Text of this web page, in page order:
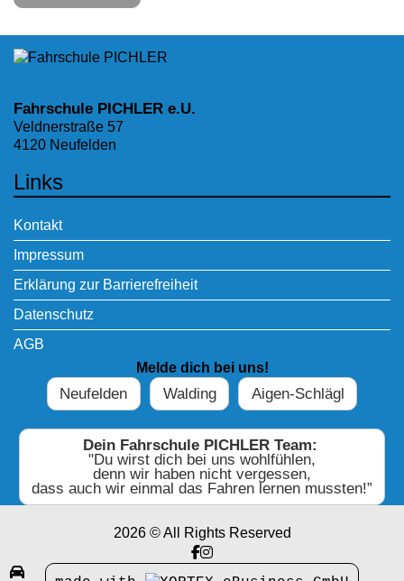

Fahrschule PICHLER e.U.
Veldnerstraße 57
4120 Neufelden
Links
Kontakt
Impressum
Erklärung zur Barrierefreiheit
Datenschutz
AGB
Melde dich bei uns!
Neufelden Walding Aigen-Schlägl
Dein Fahrschule PICHLER Team:
"Du wirst dich bei uns wohlfühlen,
denn wir haben nicht vergessen,
dass auch wir einmal das Fahren lernen mussten!”
2026 © All Rights Reserved